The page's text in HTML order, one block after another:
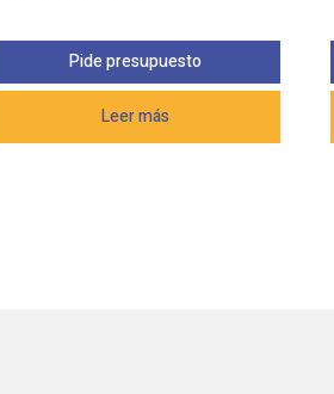
Leer más
Pide presupuesto